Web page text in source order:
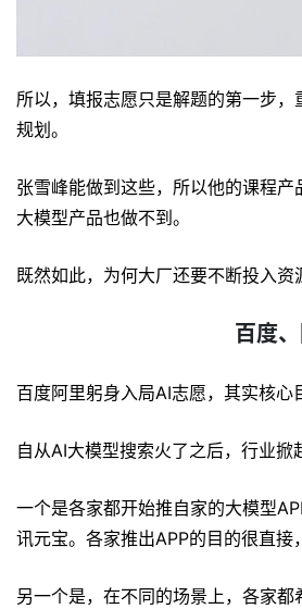
所以，填报志愿只是解题的第一步
规划。
张雪峰能做到这些，所以他的课程
大模型产品也做不到。
既然如此，为何大厂还要不断投入
百度
百度阿里躬身入局AI志愿，其实核
自从AI大模型搜索火了之后，行业掀
一个是各家都开始推自家的大模型
讯元宝。各家推出APP的目的很直
另一个是，在不同的场景上，各家